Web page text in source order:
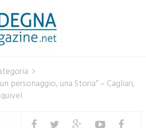
personaggio, una Storia” – Cagliari,